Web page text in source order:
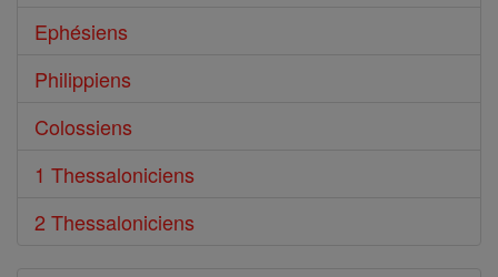
Ephésiens
Philippiens
Colossiens
1 Thessaloniciens
2 Thessaloniciens